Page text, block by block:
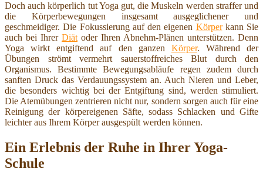
Doch auch körperlich tut Yoga gut, die Muskeln werden straffer und
die Körperbewegungen insgesamt ausgeglichener und
geschmeidiger. Die Fokussierung auf den eigenen Körperkann Sie
auch bei Ihrer Diät oder Ihren Abnehm-Plänen unterstützen. Denn
Yoga wirkt entgiftend auf den ganzen Körper. Während der
Übungen strömt vermehrt sauerstoffreiches Blut durch den
Organismus. Bestimmte Bewegungsabläufe regen zudem durch
sanften Druck das Verdauungssystem an. Auch Nieren und Leber,
die besonders wichtig bei der Entgiftung sind, werden stimuliert.
Die Atemübungen zentrieren nicht nur, sondern sorgen auch für eine
Reinigung der körpereigenen Säfte, sodass Schlacken und Gifte
leichter aus Ihrem Körper ausgespült werden können.
Ein Erlebnis der Ruhe in Ihrer Yoga-
Schule